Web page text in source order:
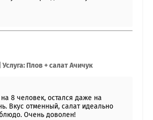
Плов + салат Ачичук
8 человек, остался даже на
Вкус отменный, салат идеально
Очень доволен!